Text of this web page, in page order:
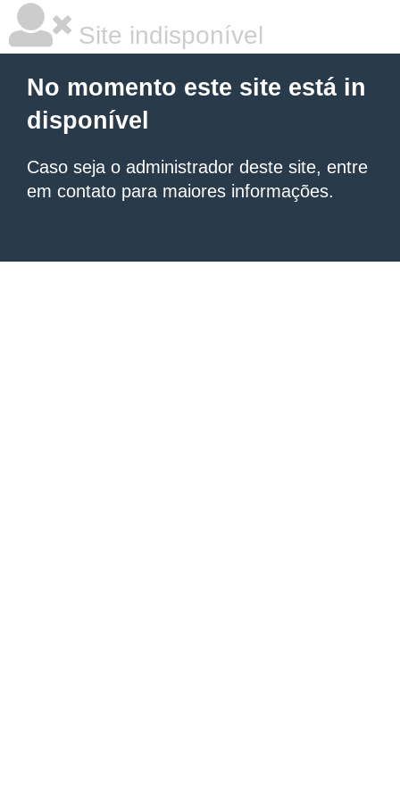
Site indisponível
No momento este site está in
disponível
Caso seja o administrador deste site, entre
em contato para maiores informações.